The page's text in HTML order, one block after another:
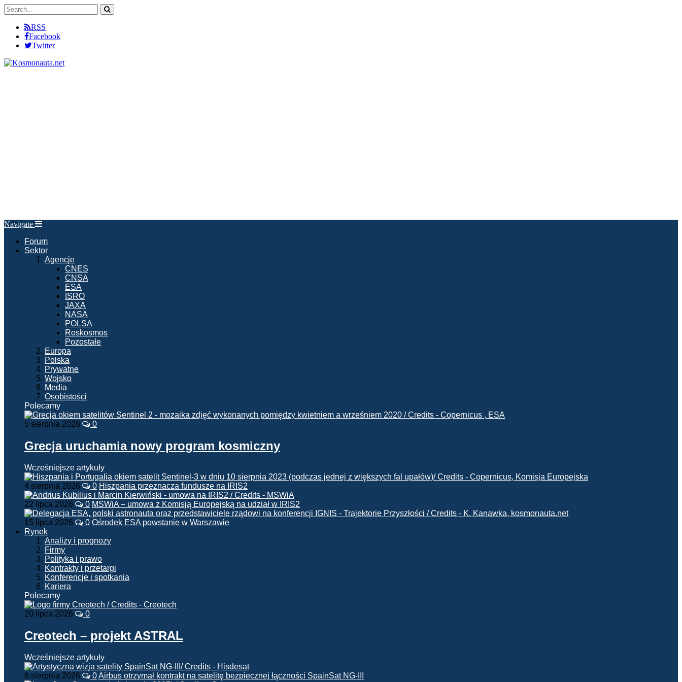
RSS
Facebook
Twitter
Navigate
Forum
Sektor
Agencje
CNES
CNSA
ESA
ISRO
JAXA
NASA
POLSA
Roskosmos
Pozostałe
Europa
Polska
Prywatne
Wojsko
Media
Osobistości
Polecamy
5 sierpnia 2026 0
Grecja uruchamia nowy program kosmiczny
Wcześniejsze artykuły
4 sierpnia 2026 0 Hiszpania przeznacza fundusze na IRIS2
22 lipca 2026 0 MSWiA – umowa z Komisją Europejską na udział w IRIS2
15 lipca 2026 0 Ośrodek ESA powstanie w Warszawie
Rynek
Analizy i prognozy
Firmy
Polityka i prawo
Kontrakty i przetargi
Konferencje i spotkania
Kariera
Polecamy
20 lipca 2026 0
Creotech – projekt ASTRAL
Wcześniejsze artykuły
6 sierpnia 2026 0Airbus otrzymał kontrakt na satelitę bezpiecznej łączności SpainSat NG-III